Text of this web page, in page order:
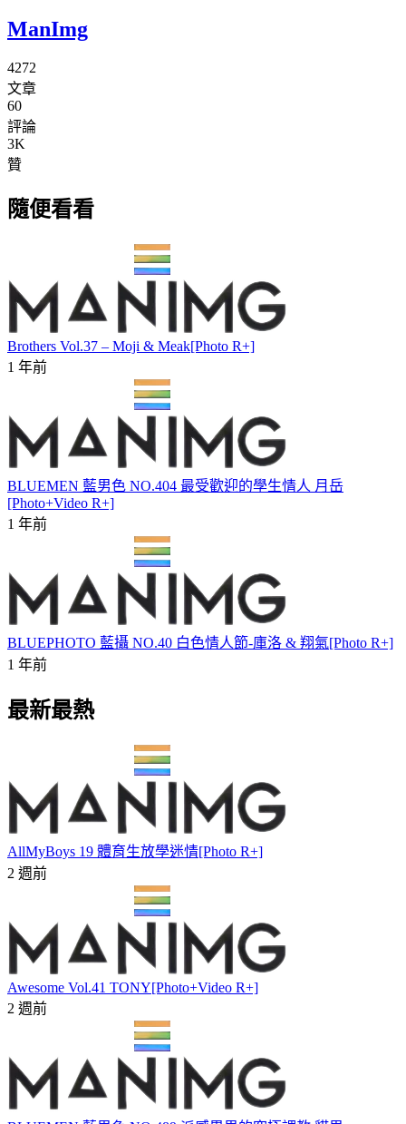
ManImg
4272
文章
60
評論
3K
贊
隨便看看
Brothers Vol.37 – Moji & Meak[Photo R+]
1 年前
BLUEMEN 藍男色 NO.404 最受歡迎的學生情人 月岳
[Photo+Video R+]
1 年前
BLUEPHOTO 藍攝 NO.40 白色情人節-庫洛 & 翔氣[Photo R+]
1 年前
最新最熱
AllMyBoys 19 體育生放學迷情[Photo R+]
2 週前
Awesome Vol.41 TONY[Photo+Video R+]
2 週前